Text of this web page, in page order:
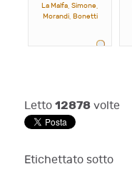
La Malfa, Simone,
Morandi, Bonetti
Letto 12878 volte
Etichettato sotto